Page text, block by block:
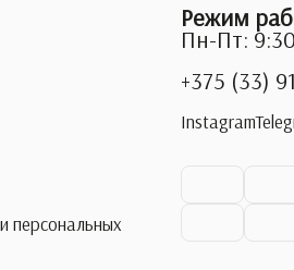
персональных
Режим
Пн-Пт:
+375 (33)
Instagram